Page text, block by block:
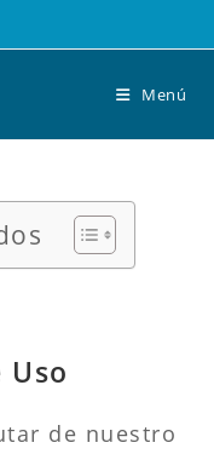
Menú
de nuestro